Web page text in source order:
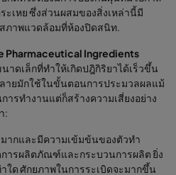
ะเหย ซึ่งส่วนผสมของสิ่งเหล่านี้มี
ภาพแวดล้อมที่ห้องปิดสนิท.
Pharmaceutical Ingredients
าดเล็กที่ทำให้เกิดปฎิกิริยาได้เร็วขึ้น
ายมักใช้ในขั้นตอนการประมวลผลแม้
ารทำงานแต่ก็สร้างความเสี่ยงอย่าง
:
มากและมีความเข้มข้นของตัวทำ
การผลิตภัณฑ์และกระบวนการผลิต ยิ่ง
ใด ศักยภาพในการระเบิดจะมากขึ้น